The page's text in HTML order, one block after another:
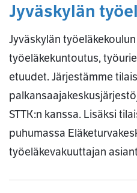
Jyväskylän
Jyväskylän
työeläkekuntoutus,
etuudet. Järjestämme
STTK:n kanssa. Lisäksi
puhumassa
työeläkevakuuttajan